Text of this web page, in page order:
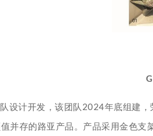
设计开发，该团队2024年底组建
并存的路亚产品。产品采用金色支